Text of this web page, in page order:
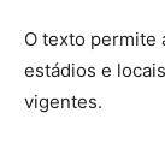
O texto permite
estádios e
vigentes.